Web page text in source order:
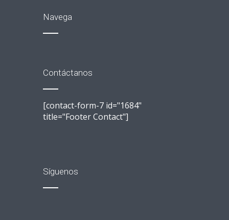
Navega
Contáctanos
[contact-form-7 id="1684"
title="Footer Contact"]
Síguenos